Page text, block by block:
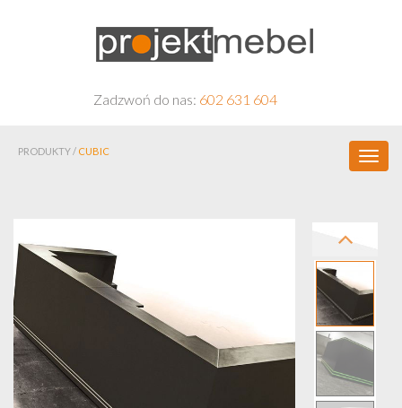
Zadzwoń do nas: 602 631 604
PRODUKTY / CUBIC